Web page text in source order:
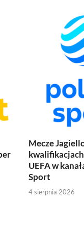
Mecze
UEFA w
Sport
4 sierpnia 2026